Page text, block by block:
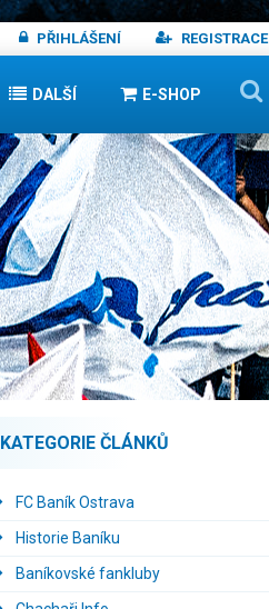
PŘIHLÁŠENÍ REGISTRACE
DALŠÍ E-SHOP
KATEGORIE ČLÁNKŮ
FC Baník Ostrava
Historie Baníku
Baníkovské fankluby